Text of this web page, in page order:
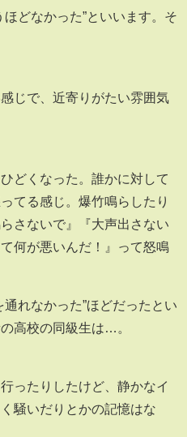
どなかった”といいます。そ
じで、近寄りがたい雰囲気
どくなった。誰かに対して
てる感じ。爆竹鳴らしたり
さないで』『大声出さない
何が悪いんだ！』って怒鳴
れなかった”ほどだったとい
高校の同級生は…。
ったりしたけど、静かなイ
騒いだりとかの記憶はな